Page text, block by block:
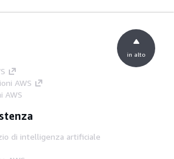
AWS
AWS
di intelligenza artificiale
in alto